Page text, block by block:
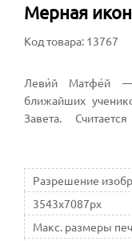
Мерная
Код товара: 13767
Леви́й Матфе́й —
ближайших
Завета.
символически
Разрешение
3543x7087px
Макс. размеры